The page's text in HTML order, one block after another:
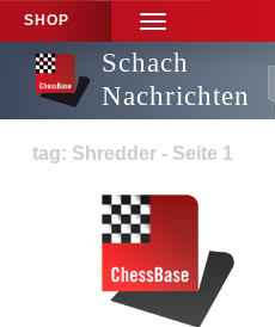
SHOP
TOGGLE
NAVIGATION
Schach
Nachrichten
tag: Shredder - Seite 1